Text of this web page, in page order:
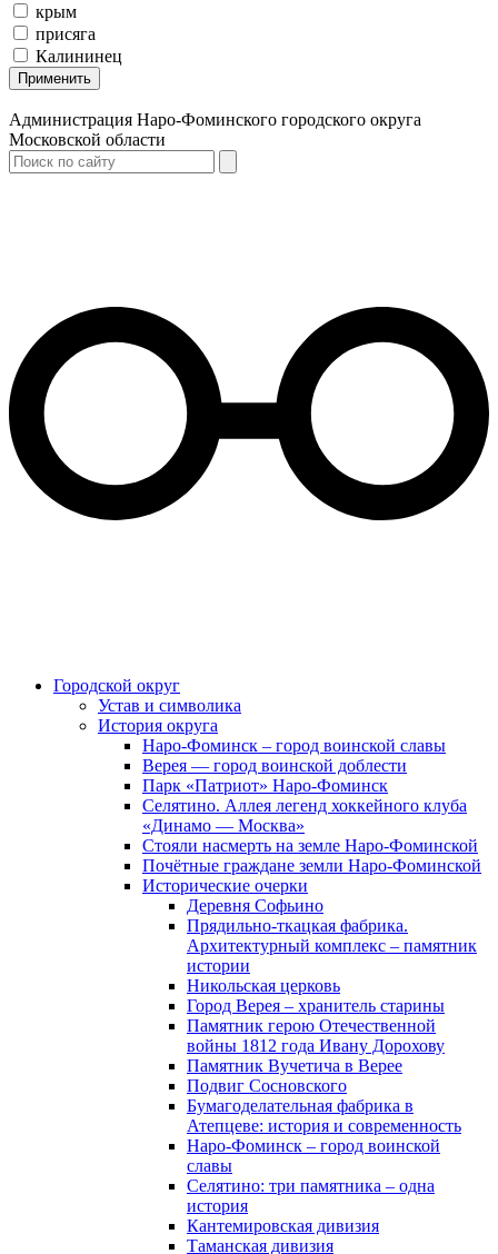
крым
присяга
Калининец
Применить
Администрация Наро-Фоминского городского округа
Московской области
Городской округ
Устав и символика
История округа
Наро-Фоминск – город воинской славы
Верея — город воинской доблести
Парк «Патриот» Наро-Фоминск
Селятино. Аллея легенд хоккейного клуба
«Динамо — Москва»
Стояли насмерть на земле Наро-Фоминской
Почётные граждане земли Наро-Фоминской
Исторические очерки
Деревня Софьино
Прядильно-ткацкая фабрика.
Архитектурный комплекс – памятник
истории
Никольская церковь
Город Верея – хранитель старины
Памятник герою Отечественной
войны 1812 года Ивану Дорохову
Памятник Вучетича в Верее
Подвиг Сосновского
Бумагоделательная фабрика в
Атепцеве: история и современность
Наро-Фоминск – город воинской
славы
Селятино: три памятника – одна
история
Кантемировская дивизия
Таманская дивизия